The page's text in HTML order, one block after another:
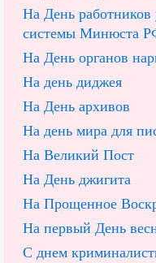
На День работников
системы Минюста
На День органов
На день диджея
На День архивов
На день мира для
На Великий Пост
На День джигита
На Прощенное
На первый День
С днем